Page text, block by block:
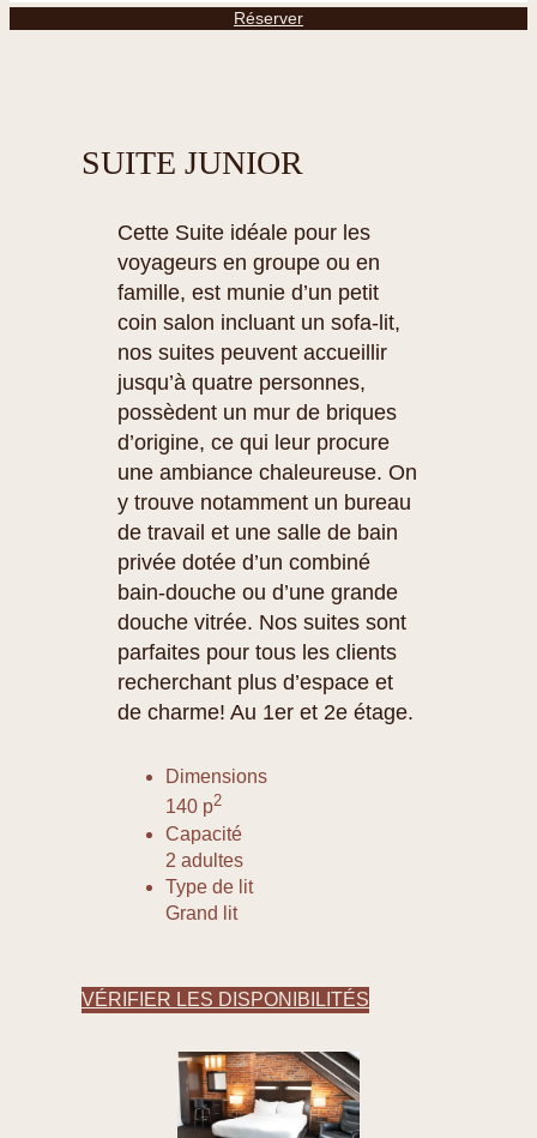
Réserver
SUITE JUNIOR
Cette Suite idéale pour les
voyageurs en groupe ou en
famille, est munie d’un petit
coin salon incluant un sofa-lit,
nos suites peuvent accueillir
jusqu’à quatre personnes,
possèdent un mur de briques
d’origine, ce qui leur procure
une ambiance chaleureuse. On
y trouve notamment un bureau
de travail et une salle de bain
privée dotée d’un combiné
bain-douche ou d’une grande
douche vitrée. Nos suites sont
parfaites pour tous les clients
recherchant plus d’espace et
de charme! Au 1er et 2e étage.
Dimensions
140 p2
Capacité
2 adultes
Type de lit
Grand lit
VÉRIFIER LES DISPONIBILITÉS